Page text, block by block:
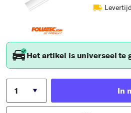
Het artikel is universeel te
In